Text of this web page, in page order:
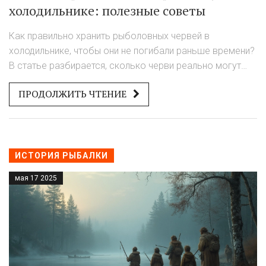
холодильнике: полезные советы
Как правильно хранить рыболовных червей в
холодильнике, чтобы они не погибали раньше времени?
В статье разбирается, сколько черви реально могут
прожить в холодильнике, какие условия им нужны, и что
делают опытные рыбаки для максимального срока
годности. Изучай простые советы, которые помогут
заботиться о старой.
ПРОДОЛЖИТЬ ЧТЕНИЕ
ИСТОРИЯ РЫБАЛКИ
мая 17 2025